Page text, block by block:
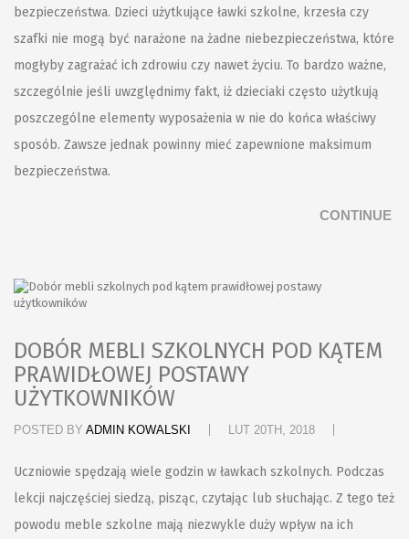
bezpieczeństwa. Dzieci użytkujące ławki szkolne, krzesła czy
szafki nie mogą być narażone na żadne niebezpieczeństwa, które
mogłyby zagrażać ich zdrowiu czy nawet życiu. To bardzo ważne,
szczególnie jeśli uwzględnimy fakt, iż dzieciaki często użytkują
poszczególne elementy wyposażenia w nie do końca właściwy
sposób. Zawsze jednak powinny mieć zapewnione maksimum
bezpieczeństwa.
CONTINUE
DOBÓR MEBLI SZKOLNYCH POD KĄTEM
PRAWIDŁOWEJ POSTAWY
UŻYTKOWNIKÓW
POSTED BY ADMIN KOWALSKI LUT 20TH, 2018
Uczniowie spędzają wiele godzin w ławkach szkolnych. Podczas
lekcji najczęściej siedzą, pisząc, czytając lub słuchając. Z tego też
powodu meble szkolne mają niezwykle duży wpływ na ich